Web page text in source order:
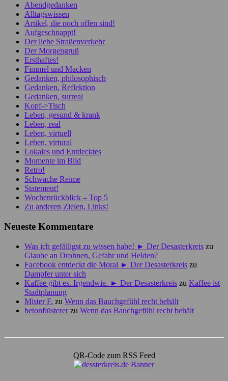
Abendgedanken
Alltagswissen
Artikel, die noch offen sind!
Aufgeschnappt!
Der liebe Straßenverkehr
Der Morgengruß
Ersthaftes!
Fimmel und Macken
Gedanken, philosophisch
Gedanken, Reflektion
Gedanken, surreal
Kopf->Tisch
Leben, gesund & krank
Leben, real
Leben, virtuell
Leben, virtural
Lokales und Entdecktes
Momente im Bild
Retro!
Schwache Reime
Statement!
Wochenrückblick – Top 5
Zu anderen Zielen, Links!
Neueste Kommentare
Was ich gefälligst zu wissen habe! ► Der Desasterkreis zu
Glaube an Drohnen, Gefahr und Helden?
Facebook entdeckt die Moral ► Der Desasterkreis zu
Dampfer unter sich
Kaffee gibt es. Irgendwie. ► Der Desasterkreis zu Kaffee ist
Stadtplanung
Mister F. zu Wenn das Bauchgefühl recht behält
betonflüstererzu Wenn das Bauchgefühl recht behält
QR-Code zum RSS Feed